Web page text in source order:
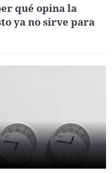
qué opina la
ya no sirve para